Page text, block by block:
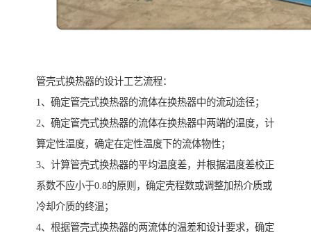
管壳式换热器的设计工艺流程：
1、确定管壳式换热器的流体在换热器中的流动途径；
2、确定管壳式换热器的流体在换热器中两端的温度，计
算定性温度，确定在定性温度下的流体物性；
3、计算管壳式换热器的平均温度差，并根据温度差校正
系数不应小于0.8的原则，确定壳程数或调整加热介质或
冷却介质的终温；
4、根据管壳式换热器的两流体的温差和设计要求，确定